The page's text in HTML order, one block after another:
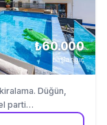
₺60.000
başlangıç
Düğün,
parti
donanımlı